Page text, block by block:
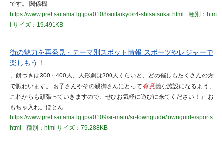
です。 関係機
https://www.pref.saitama.lg.jp/a0108/suitaikyo/r4-shisatsukai.html
種別：htm
サイズ：19.491KB
街の魅力を再発見・テーマ別スポット情報 スポーツやレジャーで
楽しもう！
、餅つきは300～400人、人形劇は200人くらいと、どの催しもたくさんの方
で賑わいます。 お子さんやその親御さんにとって有意義な施設になるよう、
これからも頑張っていきますので、ぜひお気軽に遊びに来てください！」 お
もちゃ入れ。ほとん
https://www.pref.saitama.lg.jp/a0109/sr-main/sr-townguide/townguide/sports.
html
種別：html サイズ：79.288KB